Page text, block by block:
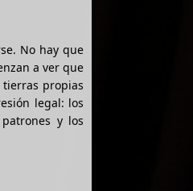
No hay que
a ver que
propias
legal: los
y los